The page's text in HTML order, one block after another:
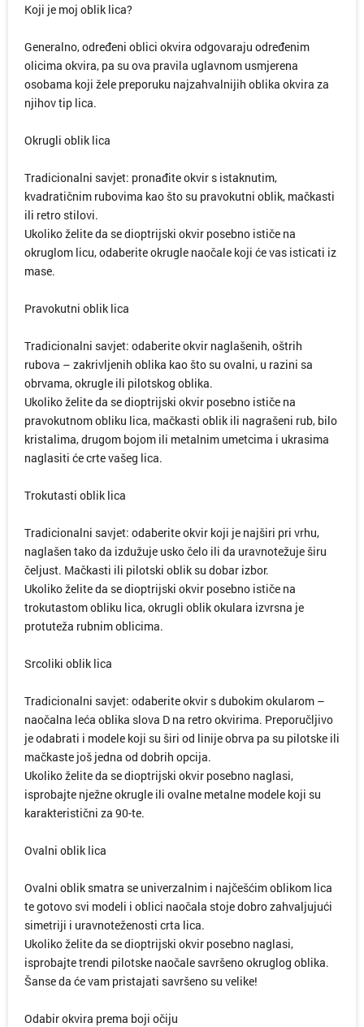
Koji je moj oblik lica?
Generalno, određeni oblici okvira odgovaraju određenim
olicima okvira, pa su ova pravila uglavnom usmjerena
osobama koji žele preporuku najzahvalnijih oblika okvira za
njihov tip lica.
Okrugli oblik lica
Tradicionalni savjet: pronađite okvir s istaknutim,
kvadratičnim rubovima kao što su pravokutni oblik, mačkasti
ili retro stilovi.
Ukoliko želite da se dioptrijski okvir posebno ističe na
okruglom licu, odaberite okrugle naočale koji će vas isticati iz
mase.
Pravokutni oblik lica
Tradicionalni savjet: odaberite okvir naglašenih, oštrih
rubova – zakrivljenih oblika kao što su ovalni, u razini sa
obrvama, okrugle ili pilotskog oblika.
Ukoliko želite da se dioptrijski okvir posebno ističe na
pravokutnom obliku lica, mačkasti oblik ili nagrašeni rub, bilo
kristalima, drugom bojom ili metalnim umetcima i ukrasima
naglasiti će crte vašeg lica.
Trokutasti oblik lica
Tradicionalni savjet: odaberite okvir koji je najširi pri vrhu,
naglašen tako da izdužuje usko čelo ili da uravnotežuje širu
čeljust. Mačkasti ili pilotski oblik su dobar izbor.
Ukoliko želite da se dioptrijski okvir posebno ističe na
trokutastom obliku lica, okrugli oblik okulara izvrsna je
protuteža rubnim oblicima.
Srcoliki oblik lica
Tradicionalni savjet: odaberite okvir s dubokim okularom –
naočalna leća oblika slova D na retro okvirima. Preporučljivo
je odabrati i modele koji su širi od linije obrva pa su pilotske ili
mačkaste još jedna od dobrih opcija.
Ukoliko želite da se dioptrijski okvir posebno naglasi,
isprobajte nježne okrugle ili ovalne metalne modele koji su
karakteristični za 90-te.
Ovalni oblik lica
Ovalni oblik smatra se univerzalnim i najčešćim oblikom lica
te gotovo svi modeli i oblici naočala stoje dobro zahvaljujući
simetriji i uravnoteženosti crta lica.
Ukoliko želite da se dioptrijski okvir posebno naglasi,
isprobajte trendi pilotske naočale savršeno okruglog oblika.
Šanse da će vam pristajati savršeno su velike!
Odabir okvira prema boji očiju